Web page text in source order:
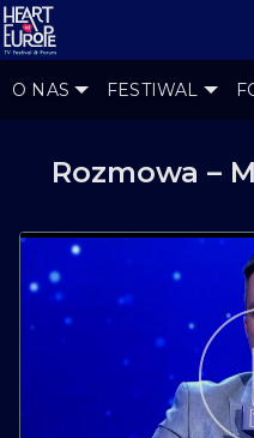
O NAS FESTIWAL
Rozmowa –